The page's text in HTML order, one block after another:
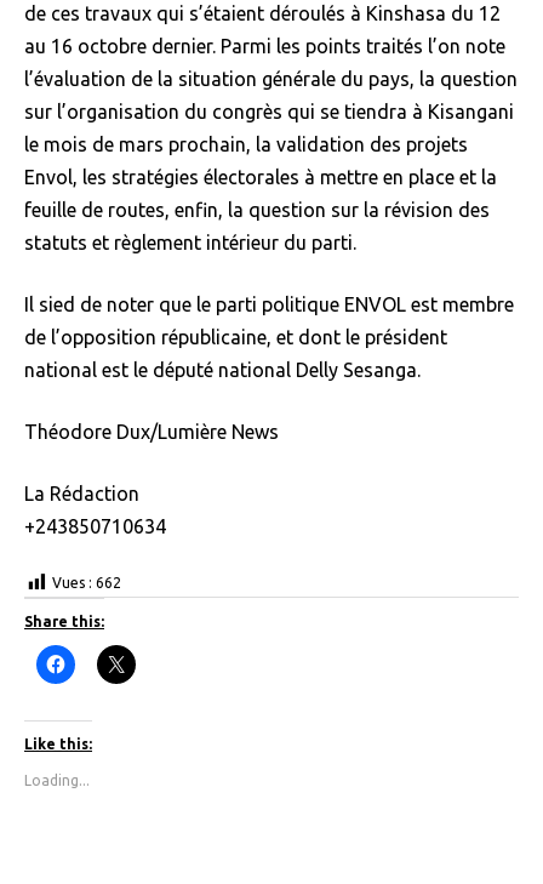
de ces travaux qui s’étaient déroulés à Kinshasa du 12
au 16 octobre dernier. Parmi les points traités l’on note
l’évaluation de la situation générale du pays, la question
sur l’organisation du congrès qui se tiendra à Kisangani
le mois de mars prochain, la validation des projets
Envol, les stratégies électorales à mettre en place et la
feuille de routes, enfin, la question sur la révision des
statuts et règlement intérieur du parti.
Il sied de noter que le parti politique ENVOL est membre
de l’opposition républicaine, et dont le président
national est le député national Delly Sesanga.
Théodore Dux/Lumière News
La Rédaction
+243850710634
Vues : 662
Share this:
C
l
k
t
o
h
C
l
Like this:
Loading...